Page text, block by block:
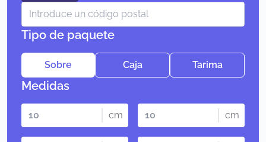
Tipo de paquete
Sobre Caja Tarima
Medidas
cm cm